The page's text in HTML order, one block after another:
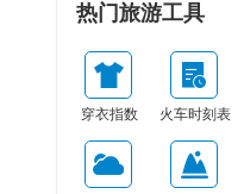
热门旅游工具
穿衣指数 火车时刻表